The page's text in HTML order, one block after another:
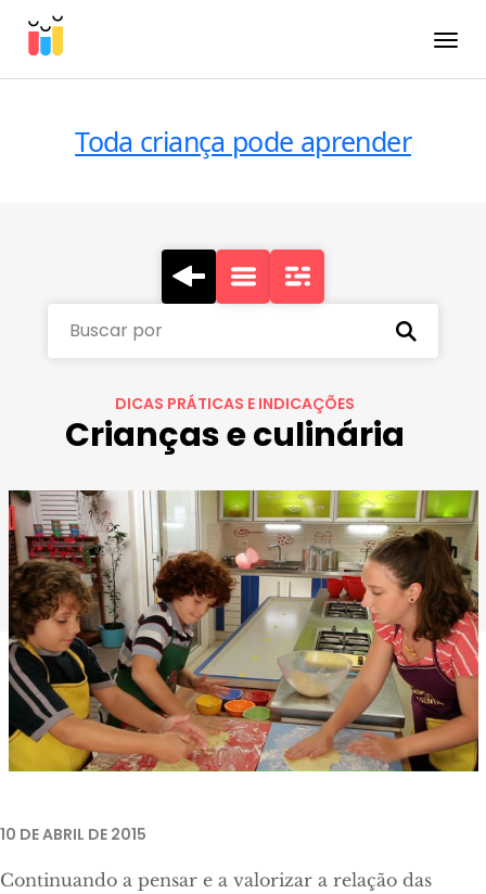
Toda criança pode aprender
Buscar por
DICAS PRÁTICAS E INDICAÇÕES
Crianças e culinária
10 DE ABRIL DE 2015
Continuando a pensar e a valorizar a relação das